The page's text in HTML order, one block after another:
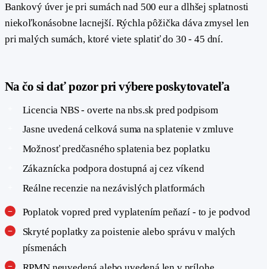
Bankový úver je pri sumách nad 500 eur a dlhšej splatnosti
niekoľkonásobne lacnejší. Rýchla pôžička dáva zmysel len
pri malých sumách, ktoré viete splatiť do 30 - 45 dní.
Na čo si dať pozor pri výbere poskytovateľa
Licencia NBS - overte na nbs.sk pred podpisom
Jasne uvedená celková suma na splatenie v zmluve
Možnosť predčasného splatenia bez poplatku
Zákaznícka podpora dostupná aj cez víkend
Reálne recenzie na nezávislých platformách
Poplatok vopred pred vyplatením peňazí - to je podvod
Skryté poplatky za poistenie alebo správu v malých
písmenách